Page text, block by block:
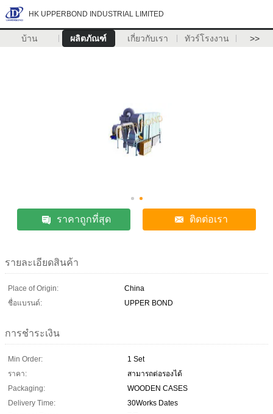
HK UPPERBOND INDUSTRIAL LIMITED
บ้าน ผลิตภัณฑ์ เกี่ยวกับเรา ทัวร์โรงงาน >>
ราคาถูกที่สุด ติดต่อเรา
รายละเอียดสินค้า
Place of Origin:
China
ชื่อแบรนด์:
UPPER BOND
การชำระเงิน
Min Order:
1 Set
ราคา:
สามารถต่อรองได้
Packaging:
WOODEN CASES
Delivery Time:
30Works Dates